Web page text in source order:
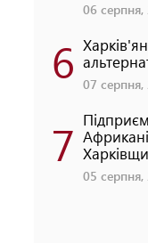
06
6 07
7
05